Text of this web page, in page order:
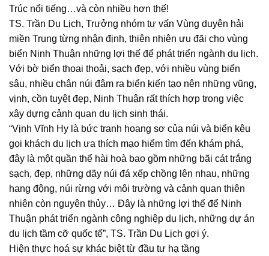
Trúc nổi tiếng…và còn nhiều hơn thế!
TS. Trần Du Lịch, Trưởng nhóm tư vấn Vùng duyên hải
miền Trung từng nhận định, thiên nhiên ưu đãi cho vùng
biển Ninh Thuận những lợi thế để phát triển ngành du lịch.
Với bờ biển thoai thoải, sạch đẹp, với nhiều vùng biển
sâu, nhiều chân núi đâm ra biển kiến tạo nên những vũng,
vịnh, cồn tuyệt đẹp, Ninh Thuận rất thích hợp trong việc
xây dựng cảnh quan du lịch sinh thái.
“Vịnh Vĩnh Hy là bức tranh hoang sơ của núi và biển kêu
gọi khách du lịch ưa thích mạo hiểm tìm đến khám phá,
đây là một quần thể hài hoà bao gồm những bãi cát trắng
sạch, đẹp, những dãy núi đá xếp chồng lên nhau, những
hang động, núi rừng với môi trường và cảnh quan thiên
nhiên còn nguyên thủy… Đây là những lợi thế để Ninh
Thuận phát triển ngành công nghiệp du lịch, những dự án
du lịch tầm cỡ quốc tế”, TS. Trần Du Lịch gợi ý.
Hiện thực hoá sự khác biệt từ đầu tư hạ tầng